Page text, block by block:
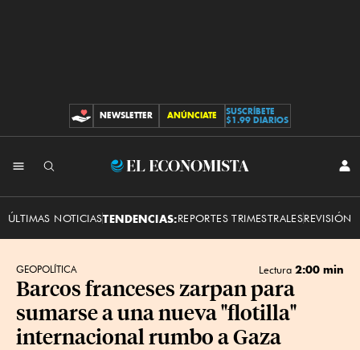
CONTRIBUCIONES
NEWSLETTER ANÚNCIATE
SUSCRÍBETE
$1.99 DIARIOS
El
ÚLTIMAS NOTICIASTENDENCIAS:REPORTES TRIMESTRALESREVISIÓN
GEOPOLÍTICA Lectura 2:00 min
Barcos franceses zarpan para
sumarse a una nueva "flotilla"
internacional rumbo a Gaza